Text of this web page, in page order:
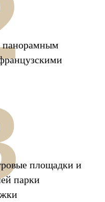
панорамным
площадки и
парки